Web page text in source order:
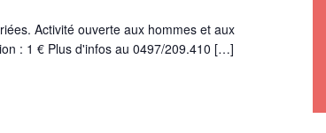
Activité ouverte aux hommes et aux
: 1 € Plus d'infos au 0497/209.410 […]